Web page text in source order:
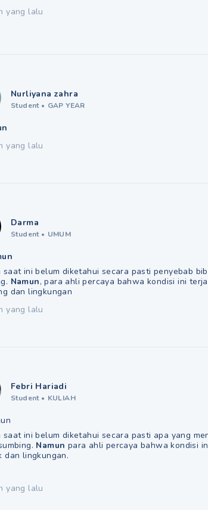
yang lalu
Nurliyana zahra
Student • GAP YEAR
yang lalu
Darma
Student • UMUM
saat ini belum diketahui secara pasti penyebab
Namun, para ahli percaya bahwa kondisi ini
dan lingkungan
yang lalu
Febri Hariadi
Student • KULIAH
saat ini belum diketahui secara pasti apa yang
Namun para ahli percaya bahwa kondisi
dan lingkungan.
yang lalu